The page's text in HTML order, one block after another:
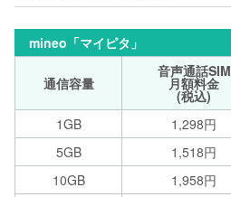
mineo「マイピタ」
通信容量
音声通話SIM
月額料金
(税込)
1GB
1,298円
5GB
1,518円
10GB
1,958円